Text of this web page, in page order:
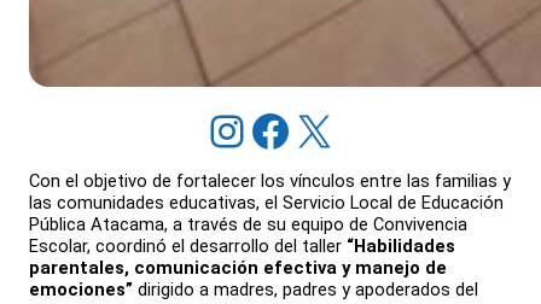
Instagram Facebook X
Con el objetivo de fortalecer los vínculos entre las familias y
las comunidades educativas, el Servicio Local de Educación
Pública Atacama, a través de su equipo de Convivencia
Escolar, coordinó el desarrollo del taller “Habilidades
parentales, comunicación efectiva y manejo de
emociones” dirigido a madres, padres y apoderados del